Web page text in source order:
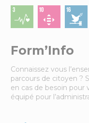
Form’Info
Connaissez vous
parcours de citoyen ?
en cas de besoin pour
équipé pour